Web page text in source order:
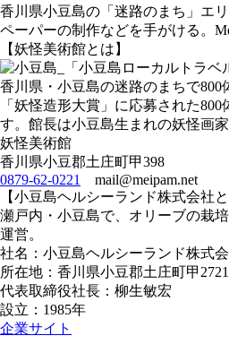
香川県小豆島の「迷路のまち」エ
ペーパーの制作などを手がける。
【妖怪美術館とは】
香川県・小豆島の迷路のまちで
「妖怪造形大賞」に応募された
す。館長は小豆島生まれの妖怪画
妖怪美術館
香川県小豆郡土庄町甲398
0879-62-0221
mail@meipam.net
【小豆島ヘルシーランド株式会社と
瀬戸内・小豆島で、オリーブの栽
運営。
社名：小豆島ヘルシーランド株式
所在地：香川県小豆郡土庄町甲
代表取締役社長：柳生敏宏
設立：1985年
企業サイト